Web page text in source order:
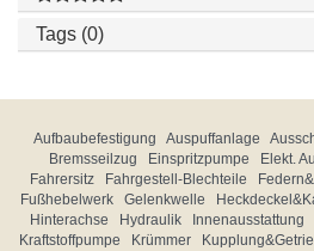
Tags (0)
Aufbaubefestigung Auspuffanlage
Bremsseilzug
Einspritzpumpe Elekt.
Fahrersitz
Fahrgestell-Blechteile
Fußhebelwerk
Gelenkwelle
Hinterachse
Hydraulik Innenausstattung
Kraftstoffpumpe
Krümmer